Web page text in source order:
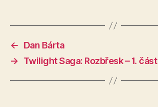
←
Dan Bárta
→
Twilight Saga: Rozbřesk – 1. část